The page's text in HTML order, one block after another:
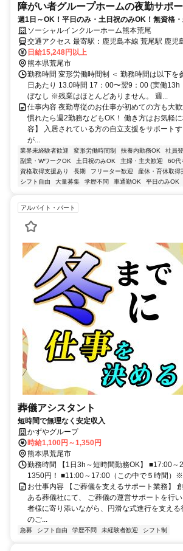
障がい者グループホームの夜勤サポ
週1日～OK！平日のみ・土日祝のみOK！無資格
ます。目の前の人に喜んでいただくことに、一生
す。
ソーシャルインクルーホーム熊本荒尾
交通アクセス 最寄駅：鹿児島本線 荒尾駅 鹿児島本線 荒尾駅から車4
分（徒歩18分）
日給15,248円以上
熊本県荒尾市
勤務時間 変形労働時間制 ＜ 勤務時間は以下を
日あたり 13.0時間 17：00〜翌9：00 (実働
ぼなし ※残業はほとんどありません。 週...
仕事内容 夜勤専従のお仕事が初めての方も大
慣れたら週2勤務などもOK！ 働き方はお気軽
容】 入居されている方の自立支援をサポート
が...
業界未経験者歓迎 変形労働時間制 扶養内勤務OK 社員
副業・WワークOK
土日祝のみOK 主婦・主夫歓迎
60代
資格取得支援あり
長期 フリーター歓迎 産休・育休取得
シフト自由
大量募集 学歴不問 車通勤OK 平日のみOK
アルバイト・パート
葬儀アシスタント
短時間で無理なく安定収入
かずやグループ
時給1,100円～1,350円
熊本県荒尾市
勤務時間 【1日3h～短時間勤務OK】 ■17:00
1350円！ ■11:00～17:00（この中で５時間）
お仕事内容 【ご葬儀を支えるサポート業務】
ある葬儀社にて、 ご葬儀の運営サポートを行
者様に寄り添いながら、円滑な式進行を支え
のご...
急募 シフト自由 学歴不問 未経験者歓迎 シフト制